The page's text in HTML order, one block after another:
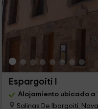
Espargoiti I
Alojamiento ubicado a
Salinas De Ibargoiti,